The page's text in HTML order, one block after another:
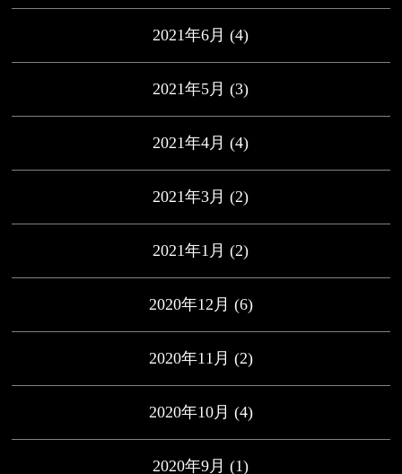
2021年6月 (4)
2021年5月 (3)
2021年4月 (4)
2021年3月 (2)
2021年1月 (2)
2020年12月 (6)
2020年11月 (2)
2020年10月 (4)
2020年9月 (1)